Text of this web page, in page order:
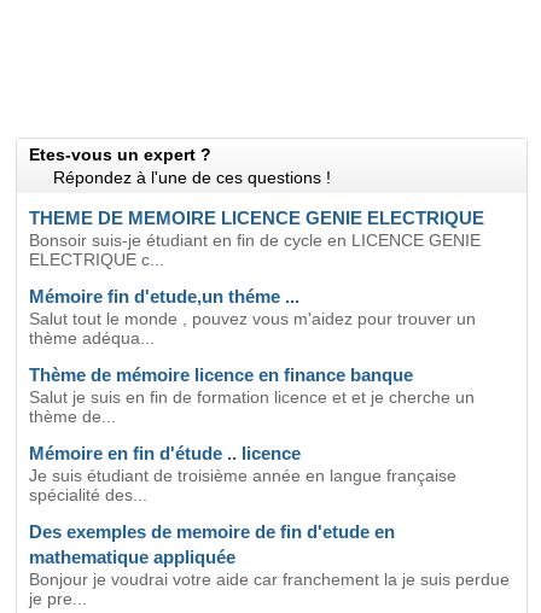
Etes-vous un expert ?
Répondez à l'une de ces questions !
THEME DE MEMOIRE LICENCE GENIE ELECTRIQUE
Bonsoir suis-je étudiant en fin de cycle en LICENCE GENIE
ELECTRIQUE c...
Mémoire fin d'etude,un théme ...
Salut tout le monde , pouvez vous m'aidez pour trouver un
thème adéqua...
Thème de mémoire licence en finance banque
Salut je suis en fin de formation licence et et je cherche un
thème de...
Mémoire en fin d'étude .. licence
Je suis étudiant de troisième année en langue française
spécialité des...
Des exemples de memoire de fin d'etude en
mathematique appliquée
Bonjour je voudrai votre aide car franchement la je suis perdue
je pre...